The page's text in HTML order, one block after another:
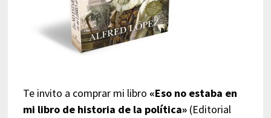
Te invito a comprar mi libro «Eso no estaba en
mi libro de historia de la política»(Editorial